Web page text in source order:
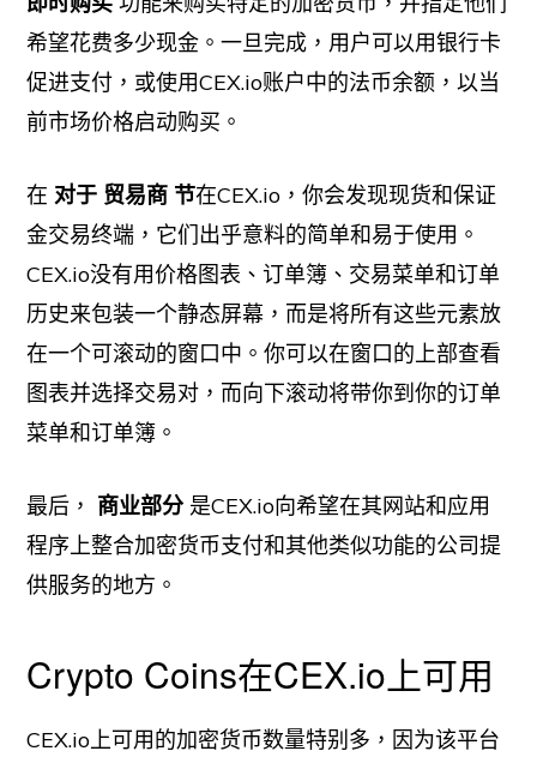
希望花费多少现金。一旦完成，用户可以用银行卡
促进支付，或使用CEX.io账户中的法币余额，以当
前市场价格启动购买。
在 对于 贸易商 节在CEX.io，你会发现现货和保证
金交易终端，它们出乎意料的简单和易于使用。
CEX.io没有用价格图表、订单簿、交易菜单和订单
历史来包装一个静态屏幕，而是将所有这些元素放
在一个可滚动的窗口中。你可以在窗口的上部查看
图表并选择交易对，而向下滚动将带你到你的订单
菜单和订单簿。
最后， 商业部分 是CEX.io向希望在其网站和应用
程序上整合加密货币支付和其他类似功能的公司提
供服务的地方。
Crypto Coins在CEX.io上可用
CEX.io上可用的加密货币数量特别多，因为该平台